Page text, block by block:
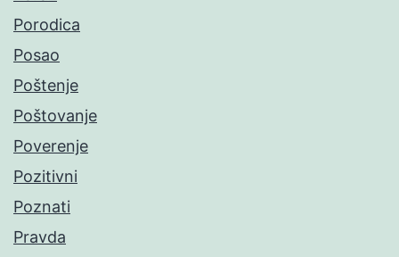
Porodica
Posao
Poštenje
Poštovanje
Poverenje
Pozitivni
Poznati
Pravda